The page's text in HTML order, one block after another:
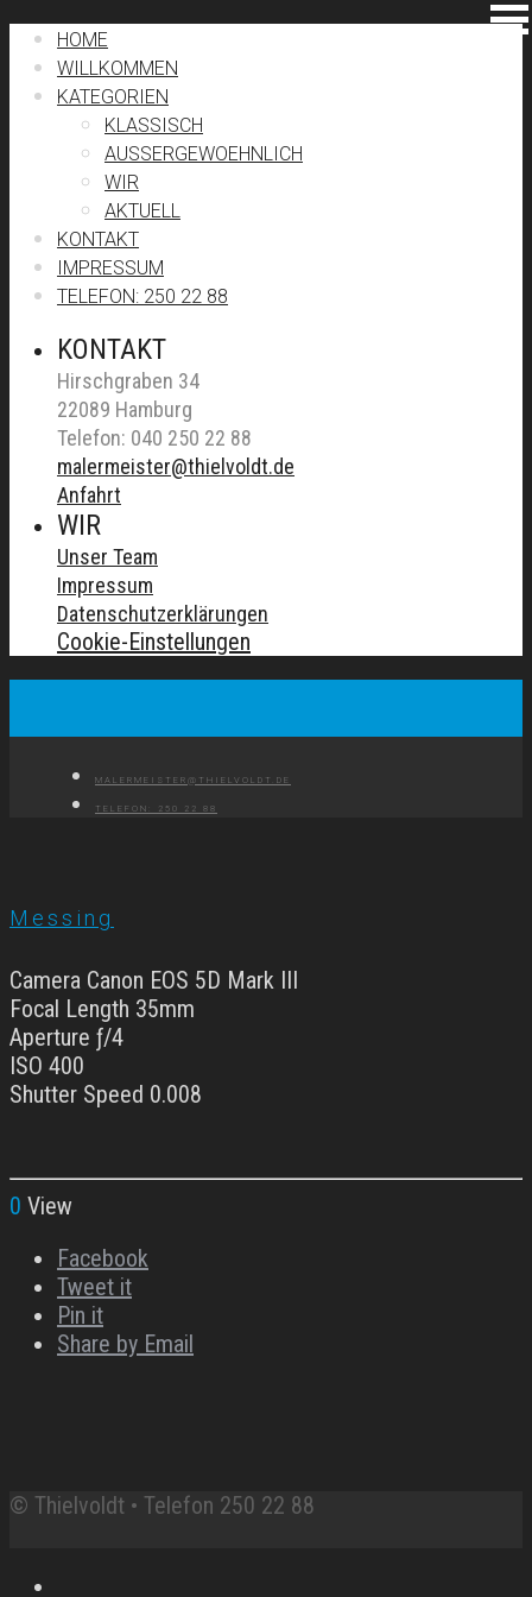
HOME
WILLKOMMEN
KATEGORIEN
KLASSISCH
AUSSERGEWOEHNLICH
WIR
AKTUELL
KONTAKT
IMPRESSUM
TELEFON: 250 22 88
KONTAKT
Hirschgraben 34
22089 Hamburg
Telefon: 040 250 22 88
malermeister@thielvoldt.de
Anfahrt
WIR
Unser Team
Impressum
Datenschutzerklärungen
Cookie-Einstellungen
MALERMEISTER@THIELVOLDT.DE
TELEFON: 250 22 88
Messing
Camera Canon EOS 5D Mark III
Focal Length 35mm
Aperture ƒ/4
ISO 400
Shutter Speed 0.008
0 View
Facebook
Tweet it
Pin it
Share by Email
© Thielvoldt • Telefon 250 22 88